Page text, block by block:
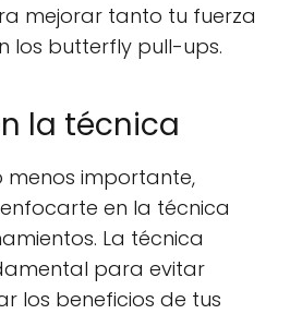
mejorar tanto tu fuerza
los butterfly pull-ups.
la técnica
menos importante,
en la técnica
La técnica
para evitar
los beneficios de tus